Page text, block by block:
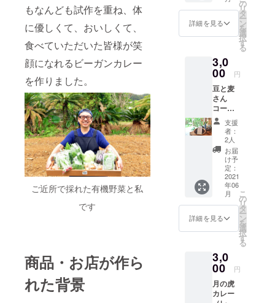
もなんども試作を重ね、体
に優しくて、おいしくて、
食べていただいた皆様が笑
顔になれるビーガンカレー
を作りました。
ご近所で採れた有機野菜と私
です
商品・お店が作ら
れた背景
丁寧に
炊き上
げられ
は、ミ
ネラル
豊富で
旨味と
まろや
かさが
あり、
お料理
が一味
も二味
も変わ
り、と
てもお
いしく
頂ける
逸品で
す。 ※
んがラ
ンダム
に選ん
だもの
が届き
さとう
きび
は、奄
美の龍
笠利町
の農家
から仕
入れた
もので
す。1本
1本丁寧
にさと
うきび
を絞
り、絞
り汁を
抽出。
昔なが
らの平
釜を使
い、強
前で丹
念にア
クを取
り除
き、焦
詳細を見る
の
リ
タ
ー
ン
を
選
択
す
る
3,0
00 円
豆と麦
さん
コー
ヒー
豆
200g ＋
笑顔の
画家RIE
さんの
ポスト
カード
2枚組
「豆と
麦」さ
んの珈
琲豆
煎機の
ガス圧
やダン
パーの
操作を
支援
者：
2人
お届
け予
定：
2021
年06
月
詳細を見る
こ
の
リ
タ
ー
ン
を
選
択
す
る
3,0
00 円
月の虎
カレー